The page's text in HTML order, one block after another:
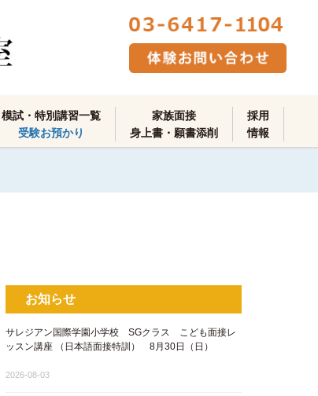
模試・特別講習一覧
受験お預かり
家族面接
身上書・願書添削
採用
情報
お知らせ
サレジアン国際学園小学校 SGクラス こども面接レ
ッスン講座 ​（日本語面接特訓​） 8月30日（日）
2026-08-03